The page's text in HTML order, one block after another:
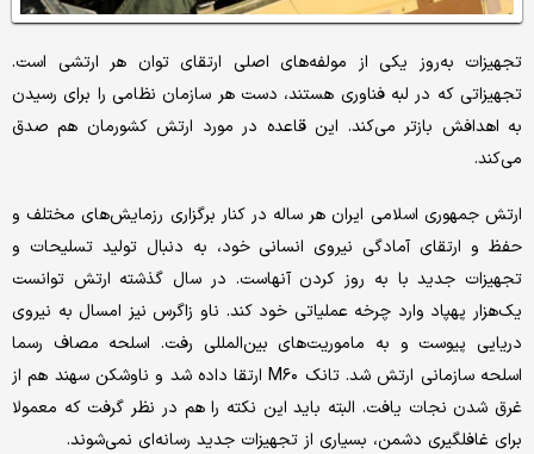
تجهیزات به‌روز یکی از مولفه‌های اصلی ارتقای توان هر ارتشی است.
تجهیزاتی که در لبه فناوری هستند، دست هر سازمان نظامی را برای رسیدن
به اهدافش بازتر می‌کند. این قاعده در مورد ارتش کشورمان هم صدق
می‌کند.
ارتش جمهوری اسلامی ایران هر ساله در کنار برگزاری رزمایش‌های مختلف و
حفظ و ارتقای آمادگی نیروی انسانی خود، به دنبال تولید تسلیحات و
تجهیزات جدید با به روز کردن آنهاست. در سال گذشته ارتش توانست
یک‌هزار پهپاد وارد چرخه عملیاتی خود کند. ناو زاگرس نیز امسال به نیروی
دریایی پیوست و به ماموریت‌های بین‌المللی رفت. اسلحه مصاف رسما
اسلحه سازمانی ارتش شد. تانک M۶۰ ارتقا داده شد و ناوشکن سهند هم از
غرق شدن نجات یافت. البته باید این نکته را هم در نظر گرفت که معمولا
برای غافلگیری دشمن، بسیاری از تجهیزات جدید رسانه‌ای نمی‌شوند.